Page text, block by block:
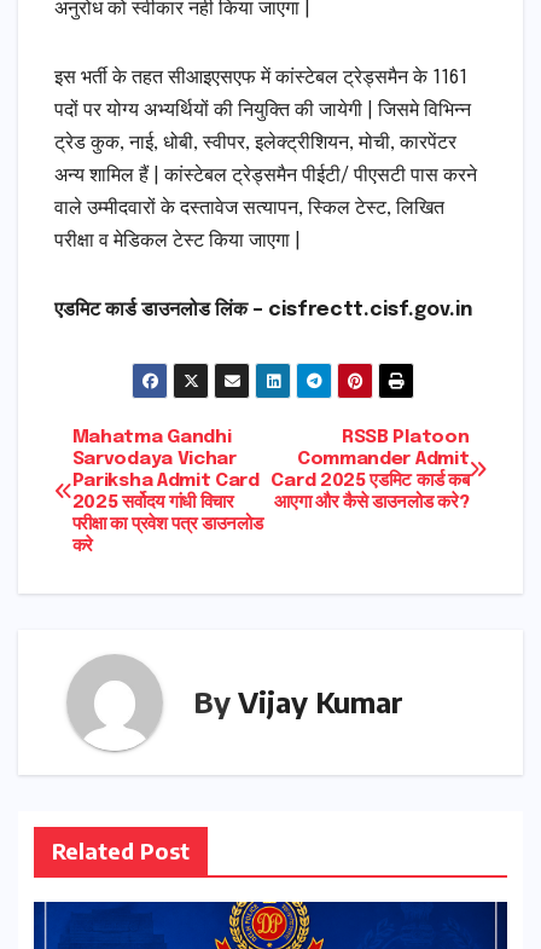
अनुरोध को स्वीकार नही किया जाएगा |
इस भर्ती के तहत सीआइएसएफ में कांस्टेबल ट्रेड्समैन के 1161
पदों पर योग्य अभ्यर्थियों की नियुक्ति की जायेगी | जिसमे विभिन्न
ट्रेड कुक, नाई, धोबी, स्वीपर, इलेक्ट्रीशियन, मोची, कारपेंटर
अन्य शामिल हैं | कांस्टेबल ट्रेड्समैन पीईटी/ पीएसटी पास करने
वाले उम्मीदवारों के दस्तावेज सत्यापन, स्किल टेस्ट, लिखित
परीक्षा व मेडिकल टेस्ट किया जाएगा |
एडमिट कार्ड डाउनलोड लिंक – cisfrectt.cisf.gov.in
Post
navigation
RSSB Platoon
Commander Admit
Card 2025 एडमिट कार्ड कब
आएगा और कैसे डाउनलोड करे?
Mahatma Gandhi
Sarvodaya Vichar
Pariksha Admit Card
2025 सर्वोदय गांधी विचार
परीक्षा का प्रवेश पत्र डाउनलोड
करे
By Vijay Kumar
Related Post